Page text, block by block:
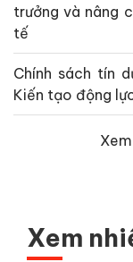
trưởng và nâng
tế
Chính sách tín
Kiến tạo động
Xem